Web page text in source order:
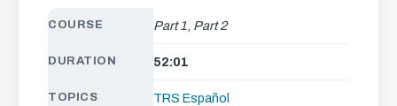
COURSE Part 1 Part 2
DURATION 52:01
TOPICS TRS Español